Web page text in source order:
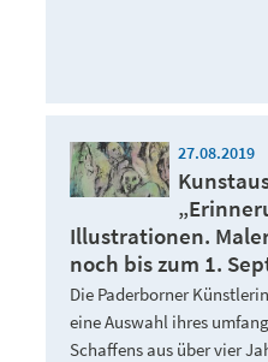
27.08.2019
Illustrationen.
noch bis zum 1.
Die Paderborner
eine Auswahl ihres
Schaffens aus über vier